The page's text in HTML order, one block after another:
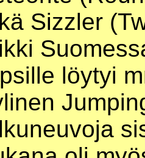
Sizzler
löytyi